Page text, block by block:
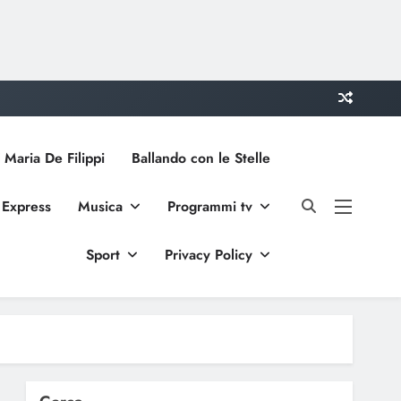
De Filippi Ballando con le Stelle
Musica Programmi tv
Sport Privacy Policy